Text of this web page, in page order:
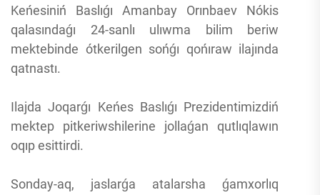
Keńesiniń Baslıǵı Amanbay Orınbaev Nókis
qalasındaǵı 24-sanlı ulıwma bilim beriw
mektebinde ótkerilgen sońǵı qońıraw ilajında
qatnastı.
Ilajda Joqarǵı Keńes Baslıǵı Prezidentimizdiń
mektep pitkeriwshilerine jollaǵan qutlıqlawın
oqıp esittirdi.
Sonday-aq, jaslarǵa atalarsha ǵamxorlıq